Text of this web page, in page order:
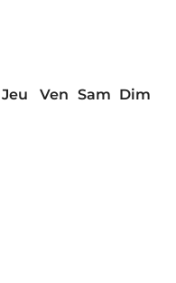
Jeu Ven Sam Dim